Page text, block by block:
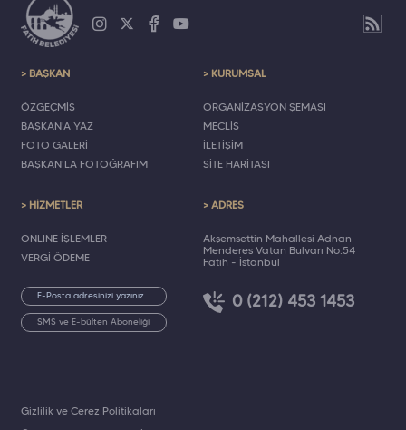
> BAŞKAN
ÖZGEÇMİŞ
BAŞKAN'A YAZ
FOTO GALERİ
BAŞKAN'LA FOTOĞRAFIM
> KURUMSAL
ORGANİZASYON ŞEMASI
MECLİS
İLETİŞİM
SİTE HARİTASI
> HİZMETLER
ONLINE İŞLEMLER
VERGİ ÖDEME
SMS ve E-bülten Aboneliği
> ADRES
Akşemsettin Mahallesi Adnan
Menderes Vatan Bulvarı No:54
Fatih - İstanbul
0 (212) 453 1453
Gizlilik ve Çerez Politikaları